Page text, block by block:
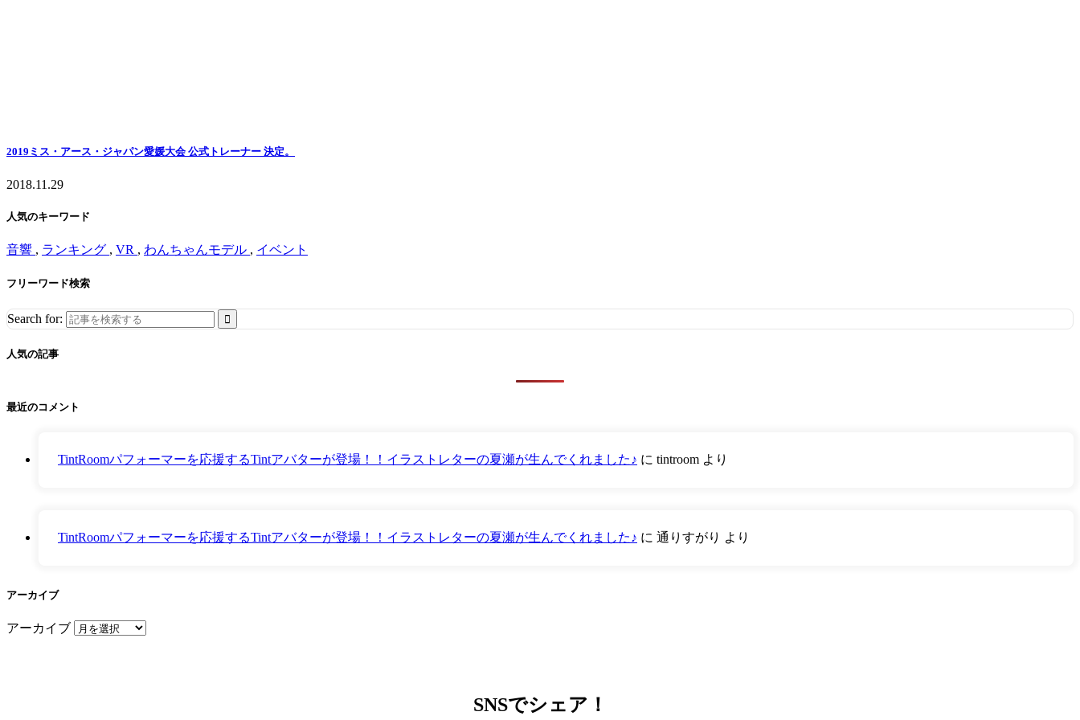
2019ミス・アース・ジャパン愛媛大会 公式トレーナー 決定。
2018.11.29
人気のキーワード
音響 , ランキング , VR , わんちゃんモデル , イベント
フリーワード検索
Search for:
人気の記事
最近のコメント
TintRoomパフォーマーを応援するTintアバターが登場！！イラストレターの夏瀬が生んでくれました♪ に tintroom より
TintRoomパフォーマーを応援するTintアバターが登場！！イラストレターの夏瀬が生んでくれました♪ に 通りすがり より
アーカイブ
アーカイブ
SNSでシェア！